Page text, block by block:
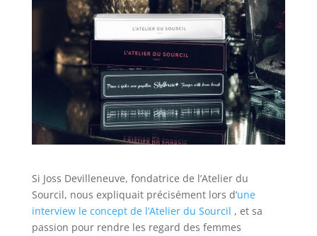
Si Joss Devilleneuve, fondatrice de l’Atelier du
Sourcil, nous expliquait précisément lors d’une
interview le concept de l’Atelier du Sourcil , et sa
passion pour rendre les regard des femmes